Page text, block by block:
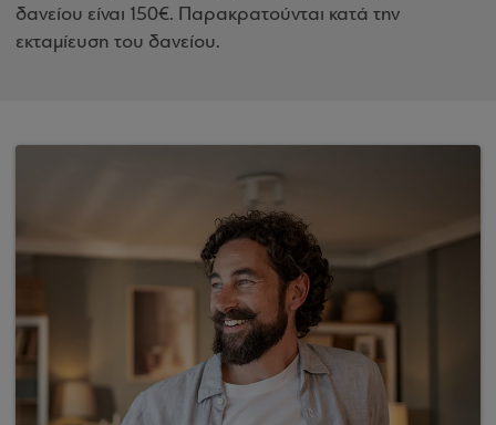
δανείου είναι 150€. Παρακρατούνται κατά την
εκταμίευση του δανείου.